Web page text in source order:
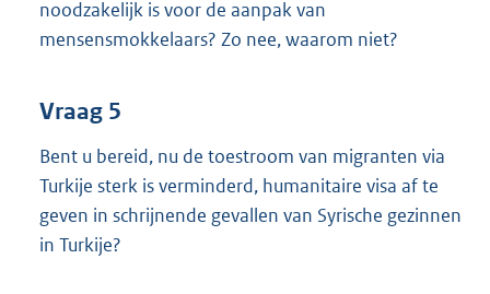
noodzakelijk is voor de aanpak van
mensensmokkelaars? Zo nee, waarom niet?
Vraag 5
Bent u bereid, nu de toestroom van migranten via
Turkije sterk is verminderd, humanitaire visa af te
geven in schrijnende gevallen van Syrische gezinnen
in Turkije?